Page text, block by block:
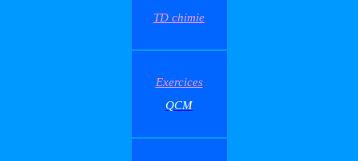
TD chimie
Exercices
QCM